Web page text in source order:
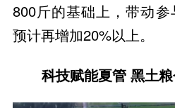
800斤的基础上，带动
预计再增加20%以上。
科技赋能夏管 黑土